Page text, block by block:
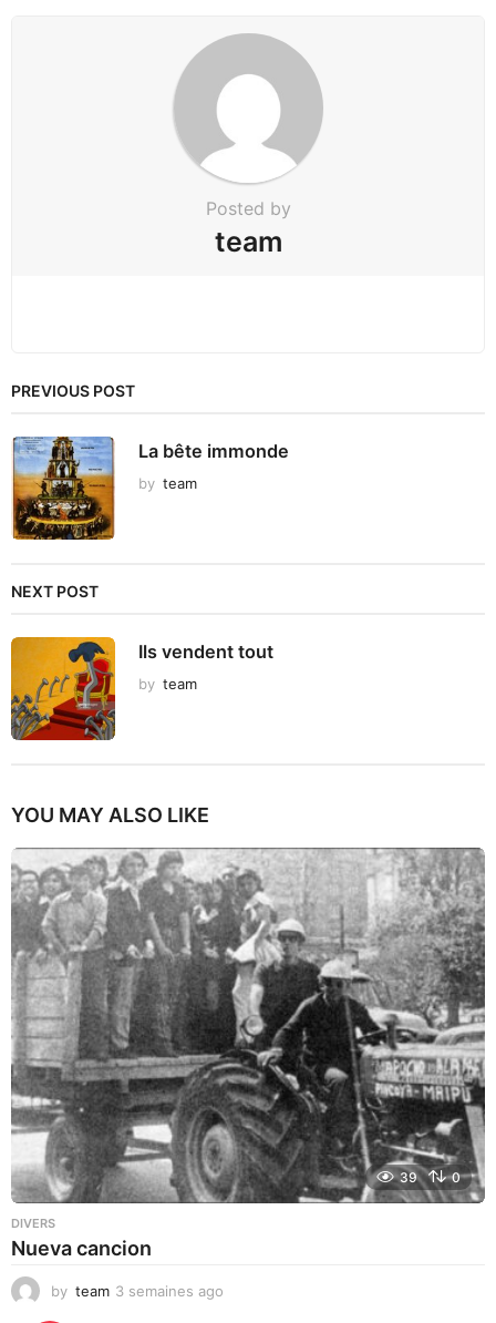
Posted by
team
PREVIOUS POST
La bête immonde
by team
NEXT POST
Ils vendent tout
by team
YOU MAY ALSO LIKE
39 0
DIVERS
Nueva cancion
by team 3 semaines ago